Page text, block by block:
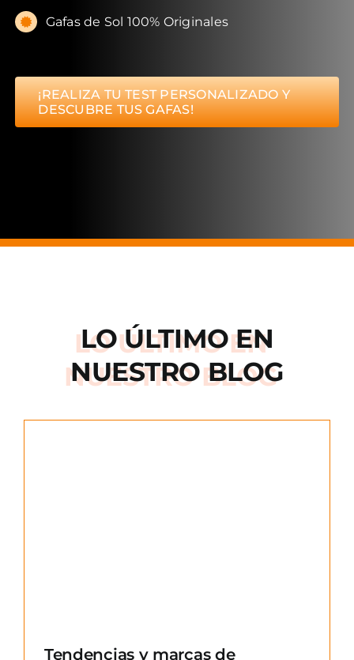
Gafas de Sol 100% Originales
¡REALIZA TU TEST PERSONALIZADO Y
DESCUBRE TUS GAFAS!
LO ÚLTIMO EN
NUESTRO BLOG
Tendencias y marcas de